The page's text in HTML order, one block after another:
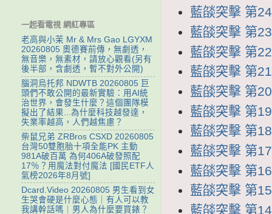
藍燄突擊 第
藍燄突擊 第
藍燄突擊 第
藍燄突擊 第
藍燄突擊 第
藍燄突擊 第
藍燄突擊 第
藍燄突擊 第
藍燄突擊 第
藍燄突擊 第
藍燄突擊 第
一起看電視 網紅專區
老高與小茉 Mr & Mrs Gao LGYXM
20260805 奧德賽前傳，無劇透，
無音樂，無素材，請放心觀看(另有
後半部，含劇透，暫不對外公開)
腦洞烏托邦 NDWTB 20260805 巨
頭們不敢公開的最新實驗：用AI統
治世界，會發生什麼？這個團隊模
擬出了結果...為什麼科技越發達，
失業率越高，人們越焦慮？
柴鼠兄弟 ZRBros CSXD 20260805
台灣50雙胞胎十項全能PK 主動
981A破百萬 為何406A破發照配
17％？用魔法對付魔法 [國民ETF人
氣榜2026年8月號]
Dcard.Video 20260805 男生看到女
生哭會硬是什麼心態｜有人可以教
我講幹話嗎｜男人為什麼要買錶？